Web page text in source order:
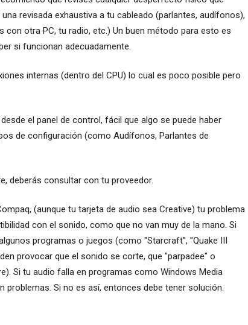
revisada exhaustiva a tu cableado (parlantes, audífonos),
otra PC, tu radio, etc.) Un buen método para esto es
si funcionan adecuadamente.
internas (dentro del CPU) lo cual es poco posible pero
el panel de control, fácil que algo se puede haber
de configuración (como Audífonos, Parlantes de
deberás consultar con tu proveedor.
(aunque tu tarjeta de audio sea Creative) tu problema
con el sonido, como que no van muy de la mano. Si
programas o juegos (como "Starcraft", "Quake III
provocar que el sonido se corte, que "parpadee" o
Si tu audio falla en programas como Windows Media
problemas. Si no es así, entonces debe tener solución.